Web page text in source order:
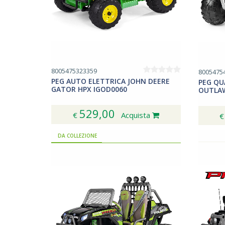
8005475323359
PEG AUTO ELETTRICA JOHN DEERE
GATOR HPX IGOD0060
€ 529,00 Acquista
PEG
€
DA COLLEZIONE